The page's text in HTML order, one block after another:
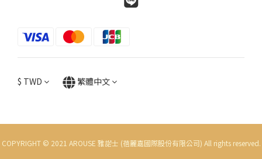
$ TWD 繁體中文
COPYRIGHT © 2021 AROUSE 雅諾士 (蓓麗嘉國際股份有限公司) All rights reserved.